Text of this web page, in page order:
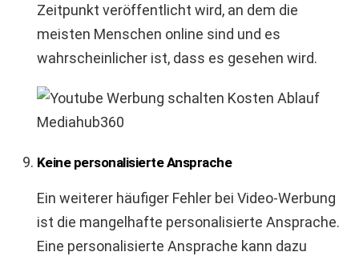
Zeitpunkt veröffentlicht wird, an dem die
meisten Menschen online sind und es
wahrscheinlicher ist, dass es gesehen wird.
Keine personalisierte Ansprache
Ein weiterer häufiger Fehler bei Video-Werbung
ist die mangelhafte personalisierte Ansprache.
Eine personalisierte Ansprache kann dazu